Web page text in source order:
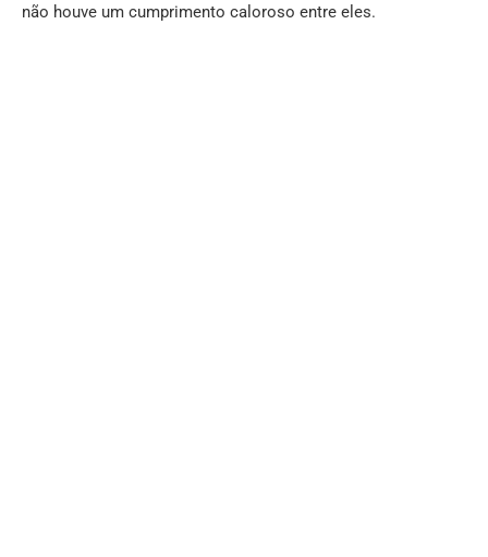
não houve um cumprimento caloroso entre eles.